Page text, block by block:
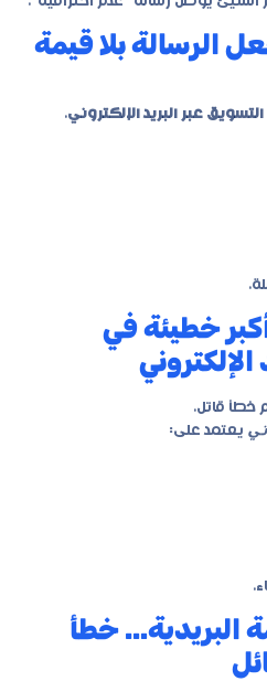
التسويق عبر البريد الإلكتروني.
خطيئة في
خطأ قاتل.
يعتمد على:
البريدية… خطأ